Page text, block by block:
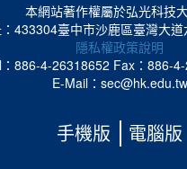
本網站著作權屬於弘光科技
433304臺中市沙鹿區臺灣大
隱私權政策說明
886-4-26318652 Fax：886-
E-Mail：sec@hk.edu.tw
手機版 電腦版